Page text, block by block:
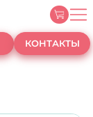
КОНТАКТЫ